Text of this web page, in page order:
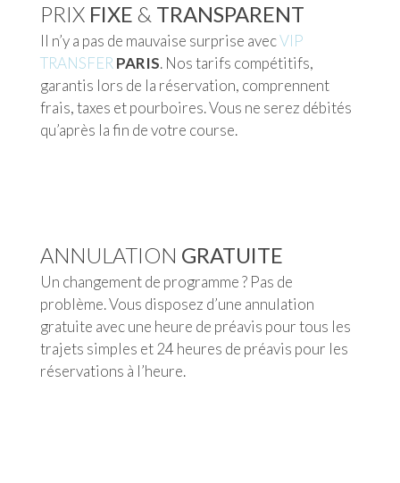
PRIX FIXE & TRANSPARENT
Il n’y a pas de mauvaise surprise avecVIP
TRANSFER PARIS. Nos tarifs compétitifs,
garantis lors de la réservation, comprennent
frais, taxes et pourboires. Vous ne serez débités
qu’après la fin de votre course.
ANNULATION GRATUITE
Un changement de programme ? Pas de
problème. Vous disposez d’une annulation
gratuite avec une heure de préavis pour tous les
trajets simples et 24 heures de préavis pour les
réservations à l’heure.